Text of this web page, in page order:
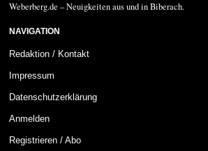
Weberberg.de – Neuigkeiten aus und in Biberach.
NAVIGATION
Redaktion / Kontakt
Impressum
Datenschutzerklärung
Anmelden
Registrieren / Abo